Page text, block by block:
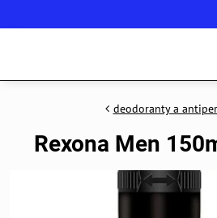
deodoranty a
Rexona Men